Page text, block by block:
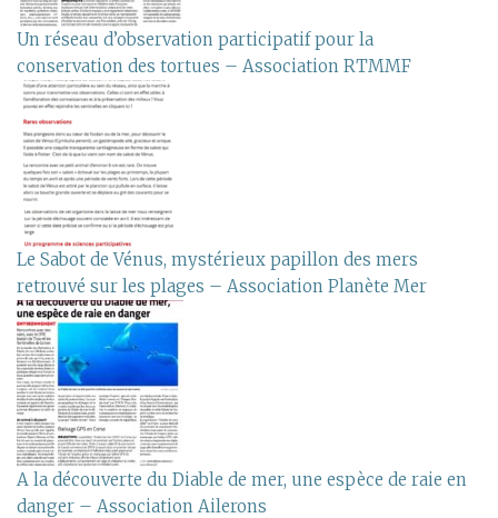
Un réseau d’observation participatif pour la
conservation des tortues – Association RTMMF
Le Sabot de Vénus, mystérieux papillon des mers
retrouvé sur les plages – Association Planète Mer
A la découverte du Diable de mer, une espèce de raie en
danger – Association Ailerons